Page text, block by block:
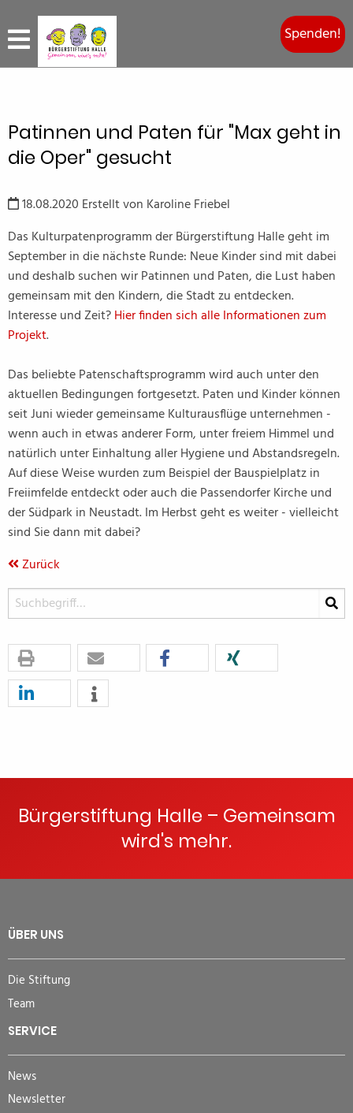
Spenden!
Patinnen und Paten für "Max geht in
die Oper" gesucht
18.08.2020 Erstellt von Karoline Friebel
Das Kulturpatenprogramm der Bürgerstiftung Halle geht im
September in die nächste Runde: Neue Kinder sind mit dabei
und deshalb suchen wir Patinnen und Paten, die Lust haben
gemeinsam mit den Kindern, die Stadt zu entdecken.
Interesse und Zeit?Hier finden sich alle Informationen zum
Projekt.
Das beliebte Patenschaftsprogramm wird auch unter den
aktuellen Bedingungen fortgesetzt. Paten und Kinder können
seit Juni wieder gemeinsame Kulturausflüge unternehmen -
wenn auch in etwas anderer Form, unter freiem Himmel und
natürlich unter Einhaltung aller Hygiene und Abstandsregeln.
Auf diese Weise wurden zum Beispiel der Bauspielplatz in
Freiimfelde entdeckt oder auch die Passendorfer Kirche und
der Südpark in Neustadt. Im Herbst geht es weiter - vielleicht
sind Sie dann mit dabei?
Zurück
Bürgerstiftung Halle – Gemeinsam
wird's mehr.
ÜBER UNS
Die Stiftung
Team
SERVICE
News
Newsletter